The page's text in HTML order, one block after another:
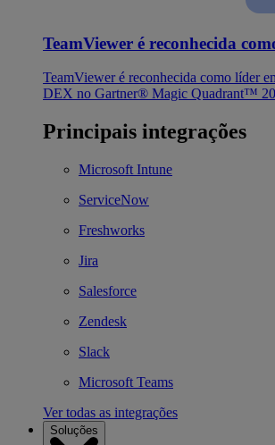
TeamViewer é reconhecida
TeamViewer é reconhecida como líder
DEX no Gartner® Magic Quadrant™
Principais integrações
Microsoft Intune
ServiceNow
Freshworks
Jira
Salesforce
Zendesk
Slack
Microsoft Teams
Ver todas as integrações
Soluções